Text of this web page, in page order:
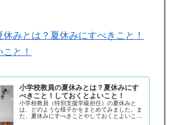
みとは？夏休みにすべきこと！
と！
小学校教員の夏休みとは？夏休みにす
べきこと！しておくとよいこと！
小学校教員（特別支援学級担任）の夏休みと
は、どのような様子かをまとめてみました。ま
た、夏休みにすべきことやしておくとよいこと